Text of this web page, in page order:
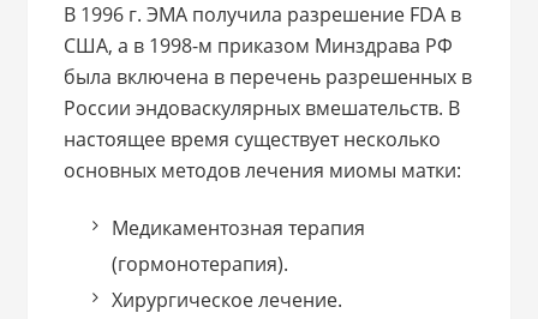
В 1996 г. ЭМА получила разрешение FDA в
США, а в 1998-м приказом Минздрава РФ
была включена в перечень разрешенных в
России эндоваскулярных вмешательств. В
настоящее время существует несколько
основных методов лечения миомы матки:
Медикаментозная терапия
(гормонотерапия).
Хирургическое лечение.